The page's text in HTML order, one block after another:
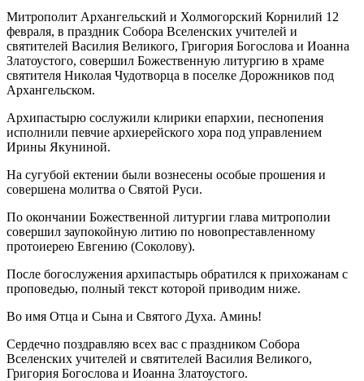
Митрополит Архангельский и Холмогорский Корнилий 12
февраля, в праздник Собора Вселенских учителей и
святителей Василия Великого, Григория Богослова и Иоанна
Златоустого, совершил Божественную литургию в храме
святителя Николая Чудотворца в поселке Дорожников под
Архангельском.
Архипастырю сослужили клирики епархии, песнопения
исполнили певчие архиерейского хора под управлением
Ирины Якуниной.
На сугубой ектении были вознесены особые прошения и
совершена молитва о Святой Руси.
По окончании Божественной литургии глава митрополии
совершил заупокойную литию по новопреставленному
протоиерею Евгению (Соколову).
После богослужения архипастырь обратился к прихожанам с
проповедью, полный текст которой приводим ниже.
Во имя Отца и Сына и Святого Духа. Аминь!
Сердечно поздравляю всех вас с праздником Собора
Вселенских учителей и святителей Василия Великого,
Григория Богослова и Иоанна Златоустого.